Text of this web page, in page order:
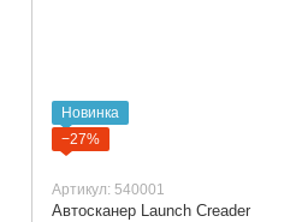
Новинка
−27%
Артикул: 540001
Автосканер Launch Creader